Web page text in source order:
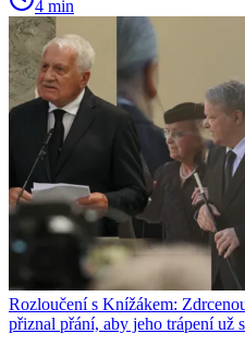
4 min
Rozloučení s Knížákem:
přiznal přání, aby jeho trápení už